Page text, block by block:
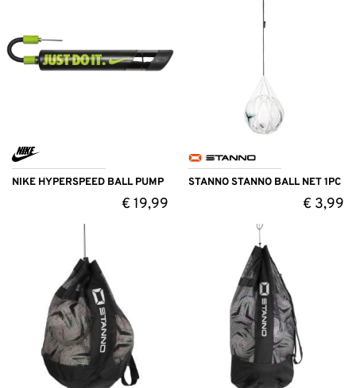
NIKE HYPERSPEED BALL PUMP
€19,99
STANNO STANNO BALL NET 1PC
€ 3,99